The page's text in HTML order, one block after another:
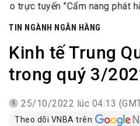
"Cẩm nang phát hành thẻ
TIN NGÀNH NGÂN HÀNG
Kinh tế Trung
trong quý 3/
25/10/2022 lúc 04:13
Theo dõi VNBA trên